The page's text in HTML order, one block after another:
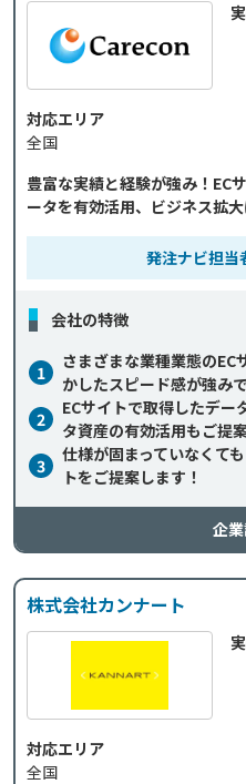
対応エリア
全国
豊富な実績と経験が強み！EC
ータを有効活用、ビジネス拡
発注ナビ担当
会社の特徴
1
さまざまな業種業態のEC
かしたスピード感が強み
2
ECサイトで取得したデ
タ資産の有効活用もご提
3
仕様が固まっていなくて
トをご提案します！
企
株式会社カンナート
対応エリア
全国